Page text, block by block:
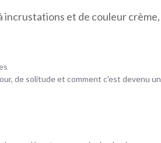
incrustations et de couleur crème,
de solitude et comment c'est devenu un